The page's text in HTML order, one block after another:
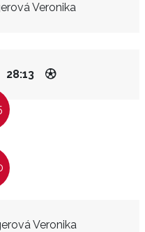
Veronika
28:13
Veronika